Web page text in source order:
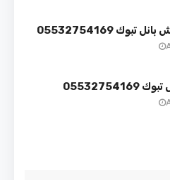
05532754169